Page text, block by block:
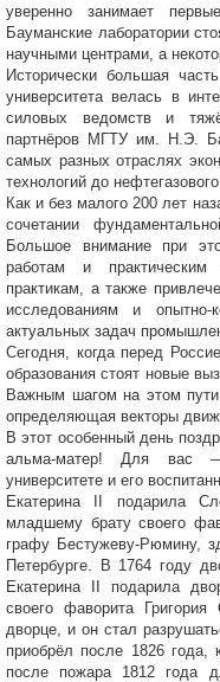
уверенно занимает
Бауманские лаборатории
научными центрами, а
Исторически большая
университета велась в
силовых ведомств и
партнёров МГТУ им. Н.Э.
самых разных отраслях
технологий до
Как и без малого 200 лет
сочетании
Большое внимание при
работам и
практикам, а также
исследованиям и опытно-
актуальных задач
Сегодня, когда перед
образования стоят новые
Важным шагом на этом пути
определяющая векторы
В этот особенный день
альма-матер! Для вас
университете и его
Екатерина II подарила
младшему брату своего
графу Бестужеву-Рюмину,
Петербурге. В 1764 году
Екатерина II подарила
своего фаворита
дворце, и он стал
приобрёл после 1826 года,
после пожара 1812 года